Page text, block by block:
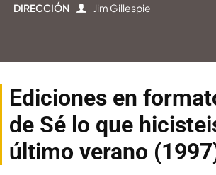
DIRECCIÓN Jim Gillespie
Ediciones en
de Sé lo que
último verano